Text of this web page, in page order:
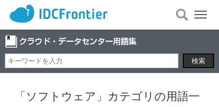
メ
を
開
「ソフトウェア」カテゴリの用語一